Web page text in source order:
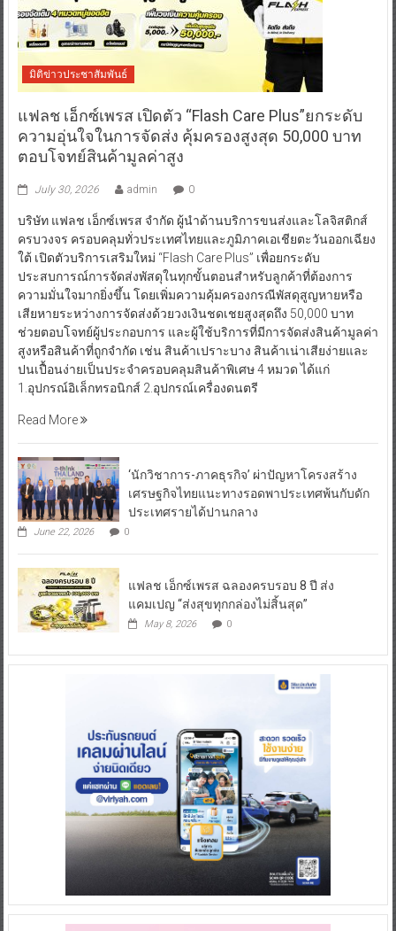
มิติข่าวประชาสัมพันธ์
แฟลช เอ็กซ์เพรส เปิดตัว “Flash Care Plus”ยกระดับ
ความอุ่นใจในการจัดส่ง คุ้มครองสูงสุด 50,000 บาท
ตอบโจทย์สินค้ามูลค่าสูง
July 30, 2026 admin 0
บริษัท แฟลช เอ็กซ์เพรส จำกัด ผู้นำด้านบริการขนส่งและโลจิสติกส์
ครบวงจร ครอบคลุมทั่วประเทศไทยและภูมิภาคเอเชียตะวันออกเฉียง
ใต้ เปิดตัวบริการเสริมใหม่ “Flash Care Plus” เพื่อยกระดับ
ประสบการณ์การจัดส่งพัสดุในทุกขั้นตอนสำหรับลูกค้าที่ต้องการ
ความมั่นใจมากยิ่งขึ้น โดยเพิ่มความคุ้มครองกรณีพัสดุสูญหายหรือ
เสียหายระหว่างการจัดส่งด้วยวงเงินชดเชยสูงสุดถึง 50,000 บาท
ช่วยตอบโจทย์ผู้ประกอบการ และผู้ใช้บริการที่มีการจัดส่งสินค้ามูลค่า
สูงหรือสินค้าที่ถูกจำกัด เช่น สินค้าเปราะบาง สินค้าเน่าเสียง่ายและ
ปนเปื้อนง่ายเป็นประจำครอบคลุมสินค้าพิเศษ 4 หมวด ได้แก่
1.อุปกรณ์อิเล็กทรอนิกส์ 2.อุปกรณ์เครื่องดนตรี
Read More
‘นักวิชาการ-ภาคธุรกิจ’ ผ่าปัญหาโครงสร้าง
เศรษฐกิจไทยแนะทางรอดพาประเทศพ้นกับดัก
ประเทศรายได้ปานกลาง
June 22, 2026 0
แฟลช เอ็กซ์เพรส ฉลองครบรอบ 8 ปี ส่ง
แคมเปญ “ส่งสุขทุกกล่องไม่สิ้นสุด”
May 8, 2026 0